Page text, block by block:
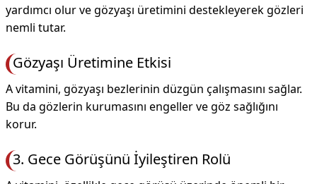
yardımcı olur ve gözyaşı üretimini destekleyerek gözleri
nemli tutar.
Gözyaşı Üretimine Etkisi
A vitamini, gözyaşı bezlerinin düzgün çalışmasını sağlar.
Bu da gözlerin kurumasını engeller ve göz sağlığını
korur.
3. Gece Görüşünü İyileştiren Rolü